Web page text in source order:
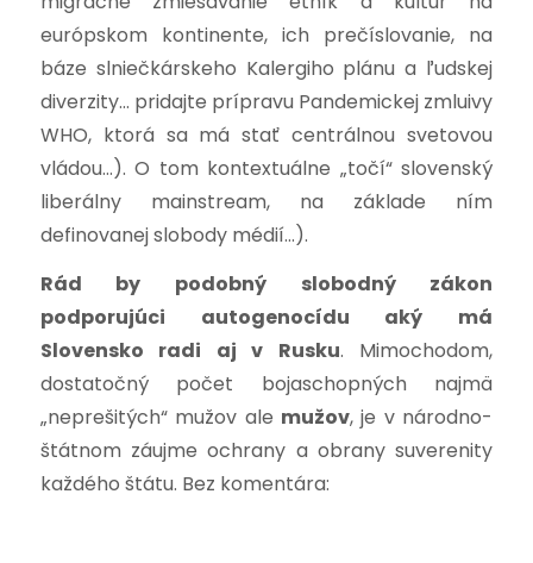
európskom kontinente, ich prečíslovanie, na
báze slniečkárskeho Kalergiho plánu a ľudskej
diverzity… pridajte prípravu Pandemickej zmluivy
WHO, ktorá sa má stať centrálnou svetovou
vládou…). O tom kontextuálne „točí“ slovenský
liberálny mainstream, na základe ním
definovanej slobody médií…).
Rád by podobný slobodný zákon
podporujúci autogenocídu aký má
Slovensko radi aj v Rusku. Mimochodom,
dostatočný počet bojaschopných najmä
„neprešitých“ mužov ale mužov, je v národno-
štátnom záujme ochrany a obrany suverenity
každého štátu. Bez komentára: